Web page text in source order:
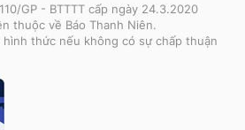
GP - BTTTT cấp ngày 24.3.2020
thuộc về Báo Thanh Niên.
hình thức nếu không có sự chấp thuận